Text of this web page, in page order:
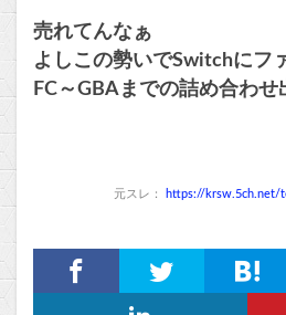
売れてんなぁ
よしこの勢いでSwitchにフ
FC～GBAまでの詰め合わ
元スレ： https://krsw.5ch.net/